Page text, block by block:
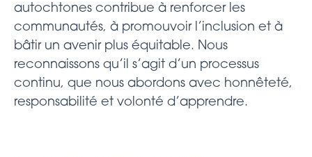
autochtones contribue à renforcer les
communautés, à promouvoir l’inclusion et à
bâtir un avenir plus équitable. Nous
reconnaissons qu’il s’agit d’un processus
continu, que nous abordons avec honnêteté,
responsabilité et volonté d’apprendre.